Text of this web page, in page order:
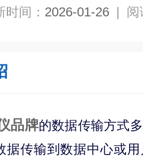
时间： 2026-01-26 | 阅
品牌的数据传输方式
据传输到数据中心或